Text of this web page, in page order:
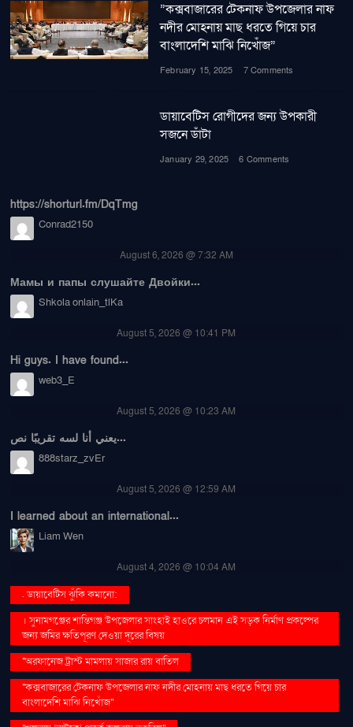
”কক্সবাজারের টেকনাফ উপজেলার নাফ
নদীর মোহনায় মাছ ধরতে গিয়ে চার
বাংলাদেশি মাঝি নিখোঁজ”
February 15, 2025 7 Comments
ডায়াবেটিস রোগীদের জন্য উপকারী
সজনে ডাঁটা
January 29, 2025 6 Comments
https://shorturl.fm/DqTmg
Conrad2150
August 6, 2026 @ 7:32 AM
Мамы и папы слушайте Двойки...
Shkola onlain_tlKa
August 5, 2026 @ 10:41 PM
Hi guys. I have found...
web3_E
August 5, 2026 @ 10:23 AM
يعني أنا لسه تقريبًا نص...
888starz_zvEr
August 5, 2026 @ 12:59 AM
I learned about an international...
Liam Wen
August 4, 2026 @ 10:04 AM
. ডায়াবেটিস ঝুঁকি কমানো:
। সুনামগঞ্জের শান্তিগঞ্জ উপজেলার সাংহাই হাওরে চলমান এই সড়ক নির্মাণ প্রকল্পের
জন্য জমির ক্ষতিপূরণ দেওয়া দূরের বিষয়
''অরফানেজ ট্রাস্ট মামলায় সাজার রায় বাতিল
''কক্সবাজারের টেকনাফ উপজেলার নাফ নদীর মোহনায় মাছ ধরতে গিয়ে চার
বাংলাদেশি মাঝি নিখোঁজ''